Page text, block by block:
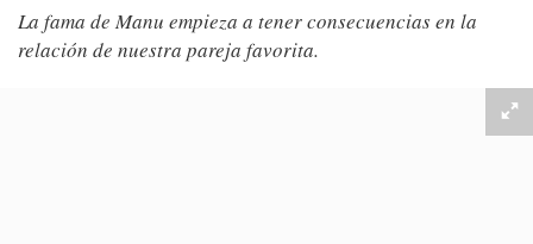
La fama de Manu empieza a tener consecuencias en la
relación de nuestra pareja favorita.